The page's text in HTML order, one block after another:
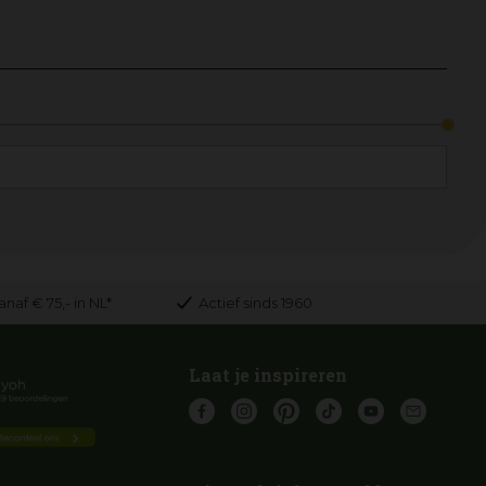
€ 75,- in NL* Actief sinds 1960
Laat je inspireren